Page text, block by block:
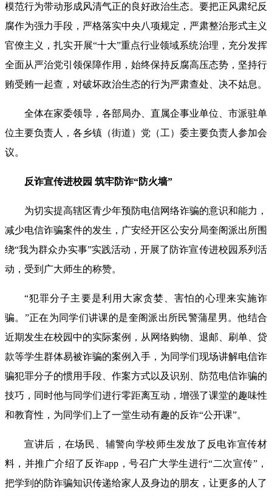
模范行为带动形成风清气正的良好政治生态。要把正风肃纪反
腐作为强力手段，严格落实中央八项规定，严肃整治形式主义
官僚主义，扎实开展“十大”重点行业领域系统治理，充分发挥
全面从严治党引领保障作用，始终保持反腐高压态势，坚持行
贿受贿一起查，对破坏政治生态的行为严肃查处、决不姑息。
全体在家委领导，各部局办、直属企事业单位、市派驻单
位主要负责人，各乡镇（街道）党（工）委主要负责人参加会
议。
反诈宣传进校园 筑牢防诈“防火墙”
为切实提高辖区青少年预防电信网络诈骗的意识和能力，
减少电信诈骗案件的发生，广安经开区公安分局奎阁派出所围
绕“我为群众办实事”实践活动，开展了防诈宣传进校园系列活
动，受到广大师生的称赞。
“犯罪分子主要是利用大家贪婪、害怕的心理来实施诈
骗。”正在为同学们讲课的是奎阁派出所民警蒲星男。他结合
近期发生在校园中的实际案例，从网络购物、退邮、刷单、贷
款等学生群体易被诈骗的案例入手，为同学们现场讲解电信诈
骗犯罪分子的惯用手段、作案方式以及识别、防范电信诈骗的
技巧，同时他与同学们进行零距离互动，增强了课堂的趣味性
和教育性，为同学们上了一堂生动有趣的反诈“公开课”。
宣讲后，在场民、辅警向学校师生发放了反电诈宣传材
料，并推广介绍了反诈app，号召广大学生进行“二次宣传”，
把学到的防诈骗知识传递给家人及身边的朋友，让更多的人了